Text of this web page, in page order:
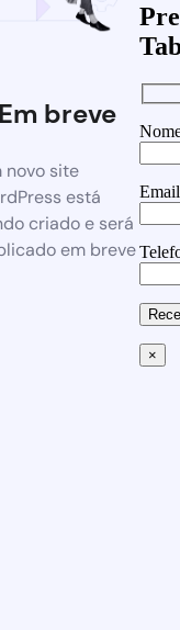
breve
novo site
está
criado e será
em breve
Email
×